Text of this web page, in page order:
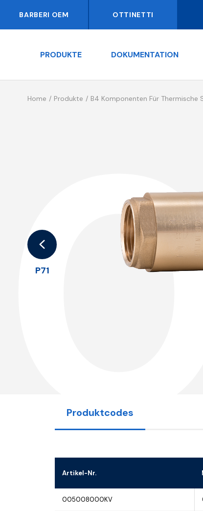
BARBERI OEM OTTINETTI
PRODUKTE DOKUMENTATION
Home Produkte B4 Komponenten Für Thermische
P71
Produktcodes
Artikel-Nr.
005008000KV